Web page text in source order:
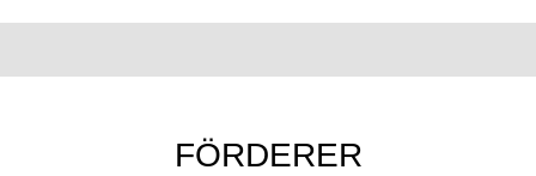
FÖRDERER